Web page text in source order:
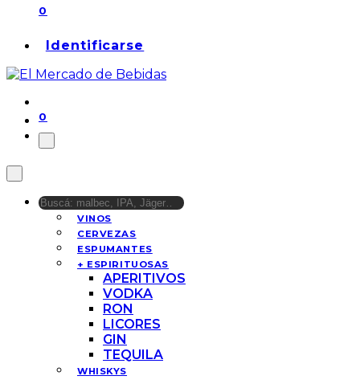
0
Identificarse
0
VINOS
CERVEZAS
ESPUMANTES
+ ESPIRITUOSAS
APERITIVOS
VODKA
RON
LICORES
GIN
TEQUILA
WHISKYS